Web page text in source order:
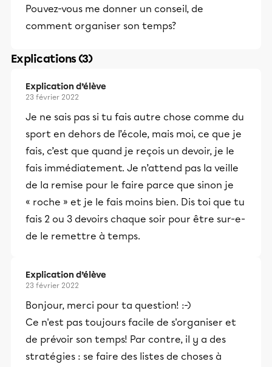
Pouvez-vous me donner un conseil, de
comment organiser son temps?
Explications (3)
Explication d’élève
23 février 2022
Je ne sais pas si tu fais autre chose comme du
sport en dehors de l’école, mais moi, ce que je
fais, c’est que quand je reçois un devoir, je le
fais immédiatement. Je n’attend pas la veille
de la remise pour le faire parce que sinon je
« roche » et je le fais moins bien. Dis toi que tu
fais 2 ou 3 devoirs chaque soir pour être sur-e-
de le remettre à temps.
Explication d’élève
23 février 2022
Bonjour, merci pour ta question! :-)
Ce n'est pas toujours facile de s'organiser et
de prévoir son temps! Par contre, il y a des
stratégies : se faire des listes de choses à